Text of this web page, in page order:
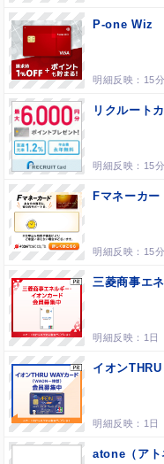
P-one Wiz
15分
リクルート
15分
Fマネーカ
15分
三菱商事エ
1日
イオンTHRU
1日
atone（アト